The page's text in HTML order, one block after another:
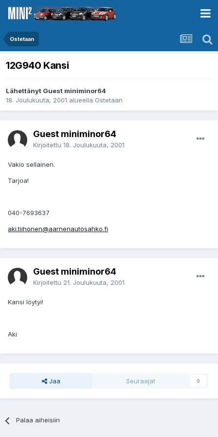
Ostetaan
12G940 Kansi
Lähettänyt Guest miniminor64
18. Joulukuuta, 2001 alueella Ostetaan
Guest miniminor64
Kirjoitettu 18. Joulukuuta, 2001
Vakio sellainen.
Tarjoa!
040-7693637
aki.tiihonen@aarnenautosahko.fi
Guest miniminor64
Kirjoitettu 21. Joulukuuta, 2001
Kansi löytyi!
Aki
Jaa Seuraajat 0
Palaa aiheisiin